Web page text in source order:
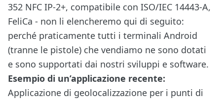
352 NFC IP-2+, compatibile con ISO/IEC 14443-A,
FeliCa - non li elencheremo qui di seguito:
perché praticamente tutti i terminali Android
(tranne le pistole) che vendiamo ne sono dotati
e sono supportati dai nostri sviluppi e software.
Esempio di un’applicazione recente:
Applicazione di geolocalizzazione per i punti di